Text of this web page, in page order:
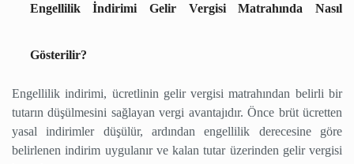
Engellilik İndirimi Gelir Vergisi Matrahında Nasıl
Gösterilir?
Engellilik indirimi, ücretlinin gelir vergisi matrahından belirli bir
tutarın düşülmesini sağlayan vergi avantajıdır. Önce brüt ücretten
yasal indirimler düşülür, ardından engellilik derecesine göre
belirlenen indirim uygulanır ve kalan tutar üzerinden gelir vergisi